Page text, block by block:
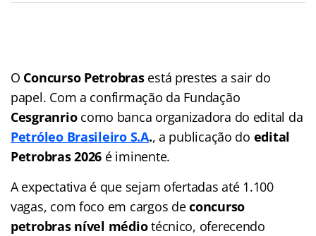
O Concurso Petrobrasestá prestes a sair do
papel. Com a confirmação da Fundação
Cesgranriocomo banca organizadora do edital da
Petróleo Brasileiro S.A., a publicação do edital
Petrobras 2026 é iminente.
A expectativa é que sejam ofertadas até 1.100
vagas, com foco em cargos deconcurso
petrobras nível médiotécnico, oferecendo